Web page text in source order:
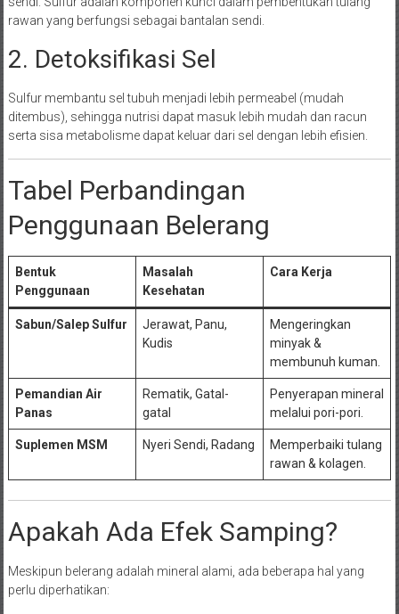
rawan yang berfungsi sebagai bantalan sendi.
2. Detoksifikasi Sel
Sulfur membantu sel tubuh menjadi lebih permeabel (mudah
ditembus), sehingga nutrisi dapat masuk lebih mudah dan racun
serta sisa metabolisme dapat keluar dari sel dengan lebih efisien.
Tabel Perbandingan
Penggunaan Belerang
Bentuk
Penggunaan
Masalah
Kesehatan
Cara Kerja
Sabun/Salep Sulfur
Jerawat, Panu,
Kudis
Mengeringkan
minyak &
membunuh kuman.
Pemandian Air
Panas
Rematik, Gatal-
gatal
Penyerapan mineral
melalui pori-pori.
Suplemen MSM Nyeri Sendi, Radang
Memperbaiki tulang
rawan & kolagen.
Apakah Ada Efek Samping?
Meskipun belerang adalah mineral alami, ada beberapa hal yang
perlu diperhatikan: